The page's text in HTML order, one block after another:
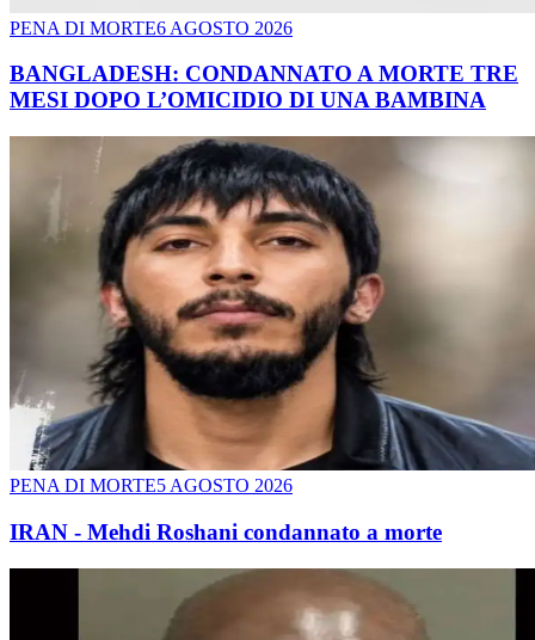
PENA DI MORTE6 AGOSTO 2026
BANGLADESH: CONDANNATO A MORTE TRE
MESI DOPO L’OMICIDIO DI UNA BAMBINA
PENA DI MORTE5 AGOSTO 2026
IRAN - Mehdi Roshani condannato a morte